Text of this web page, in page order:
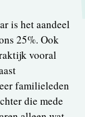
is het aandeel
25%. Ook
vooral
familieleden
die mede